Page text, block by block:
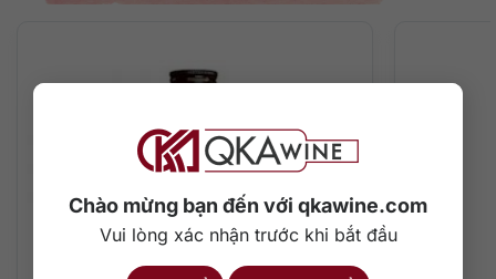
Chào mừng bạn đến với qkawine.com
Vui lòng xác nhận trước khi bắt đầu
Cách thưởng thức: Uống nguyên chất, thêm đá viên, pha
Mô tả hương vị rượu
– Hương thơm: Ngập tràn mùi táo tươi, nước ép táo và cider
từ táo trên mũi.
– Hương vị: Hương vị táo xanh càng tập trung mạnh mẽ hơn